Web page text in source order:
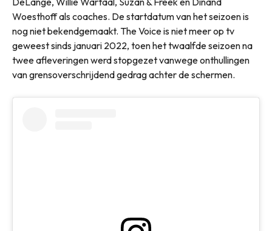
Woesthoff als coaches. De startdatum van het seizoen is
nog niet bekendgemaakt. The Voice is niet meer op tv
geweest sinds januari 2022, toen het twaalfde seizoen na
twee afleveringen werd stopgezet vanwege onthullingen
van grensoverschrijdend gedrag achter de schermen.